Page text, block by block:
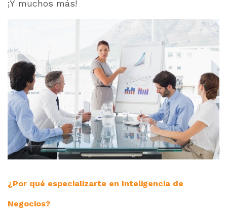
¡Y muchos más!
¿Por qué especializarte en Inteligencia de
Negocios?